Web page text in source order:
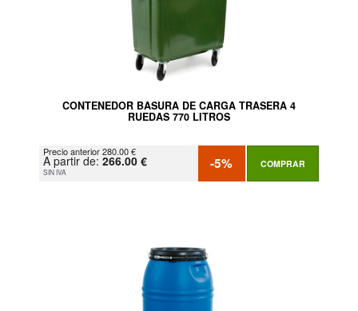
CONTENEDOR BASURA DE CARGA TRASERA 4
RUEDAS 770 LITROS
Precio anterior 280.00 €
A partir de: 266.00 €
SIN IVA -5% COMPRAR